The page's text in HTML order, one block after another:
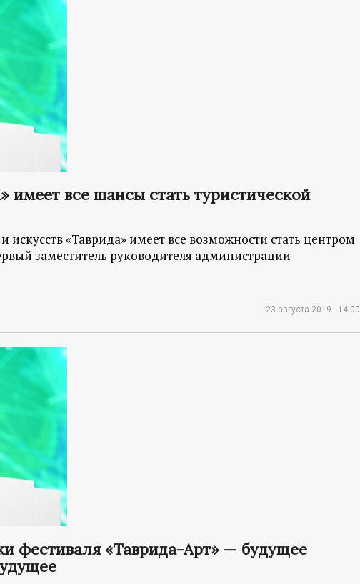
имеет все шансы стать туристической
«Таврида» имеет все возможности стать центром
заместитель руководителя администрации
23 августа 2019 - 14:00
фестиваля «Таврида-Арт» — будущее